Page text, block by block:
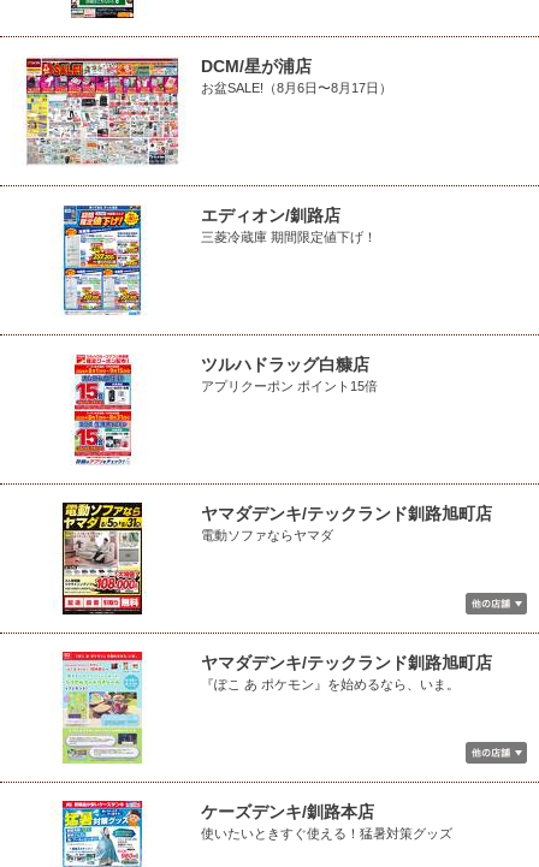
DCM/星が浦店
お盆SALE!（8月6日〜8月17日）
エディオン/釧路店
三菱冷蔵庫 期間限定値下げ！
ツルハドラッグ白糠店
アプリクーポン ポイント15倍
ヤマダデンキ/テックランド釧路旭町店
電動ソファならヤマダ
ヤマダデンキ/テックランド釧路旭町店
『ぽこ あ ポケモン』を始めるなら、いま。
ケーズデンキ/釧路本店
使いたいときすぐ使える！猛暑対策グッズ